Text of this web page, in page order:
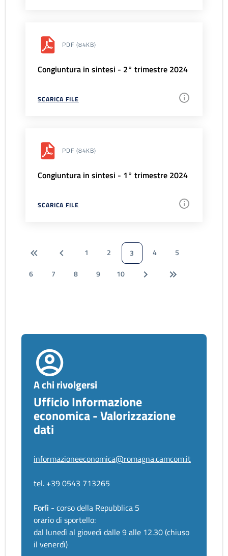
PDF (84KB)
Congiuntura in sintesi - 2° trimestre 2024
SCARICA FILE
PDF (84KB)
Congiuntura in sintesi - 1° trimestre 2024
SCARICA FILE
1 2 3 4
5
6
7 8 9 10
A chi rivolgersi
Ufficio Informazione
economica - Valorizzazione
dati
informazioneeconomica@romagna.camcom.it
tel. +39 0543 713265
Forlì - corso della Repubblica 5
orario di sportello:
dal lunedì al giovedì dalle 9 alle 12.30 (chiuso
il venerdì)